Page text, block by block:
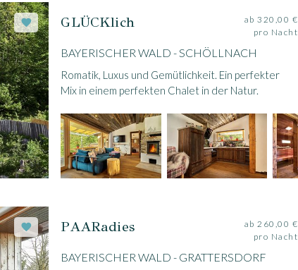
GLÜCKlich
ab 320,00 €
pro Nacht
BAYERISCHER WALD - SCHÖLLNACH
Romatik, Luxus und Gemütlichkeit. Ein perfekter
Mix in einem perfekten Chalet in der Natur.
PAARadies
ab 260,00 €
pro Nacht
BAYERISCHER WALD - GRATTERSDORF